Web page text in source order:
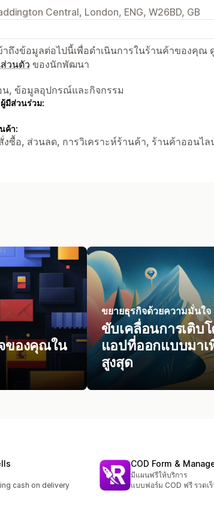
Central, London, ENG, W26BD, GB
ถึงข้อมูลต่อไปนี้เพื่อดำเนินการในร้านค้าของคุณ
วนตัว ของนักพัฒนา
น, ข้อมูลอุปกรณ์และกิจกรรม
มีส่วนร่วม:
ค้า:
ซื้อ, ส่วนลด, การวิเคราะห์ร้านค้า, ร้านค้าออนไล
ของคุณใน
ขยายธุรกิจด้วยความมั่นใจ
ขับเคลื่อนการเติบ
แอปที่ออกแบบมา
สูงสุด
cash on delivery
COD Form &
มีแผนฟรีให้บริการ
แบบฟอร์ม COD ฟรี รวดเ